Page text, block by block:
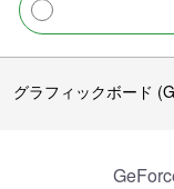
グラフィックボード